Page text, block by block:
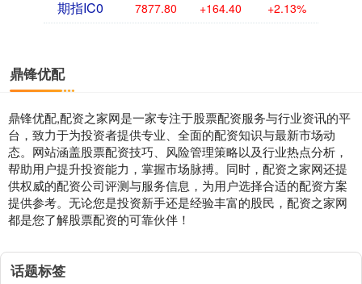
期指IC0 7877.80 +164.40 +2.13%
鼎锋优配
鼎锋优配,配资之家网是一家专注于股票配资服务与行业资讯的平
台，致力于为投资者提供专业、全面的配资知识与最新市场动
态。网站涵盖股票配资技巧、风险管理策略以及行业热点分析，
帮助用户提升投资能力，掌握市场脉搏。同时，配资之家网还提
供权威的配资公司评测与服务信息，为用户选择合适的配资方案
提供参考。无论您是投资新手还是经验丰富的股民，配资之家网
都是您了解股票配资的可靠伙伴！
话题标签